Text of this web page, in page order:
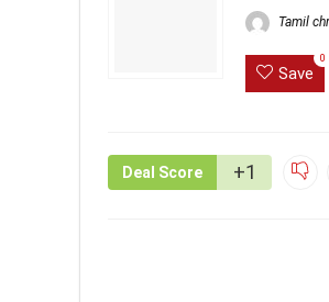
Tamil
Save
0
Deal Score +1